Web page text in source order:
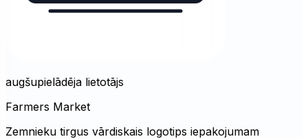
augšupielādēja lietotājs
Farmers Market
Zemnieku tirgus vārdiskais logotips iepakojumam